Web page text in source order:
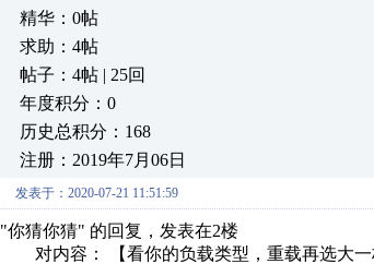
精华：0帖
求助：4帖
帖子：4帖 | 25回
年度积分：0
历史总积分：168
注册：2019年7月06日
发表于：2020-07-21 11:51:59
"你猜你猜" 的回复，发表在2楼
对内容： 【看你的负载类型，重载再选大一